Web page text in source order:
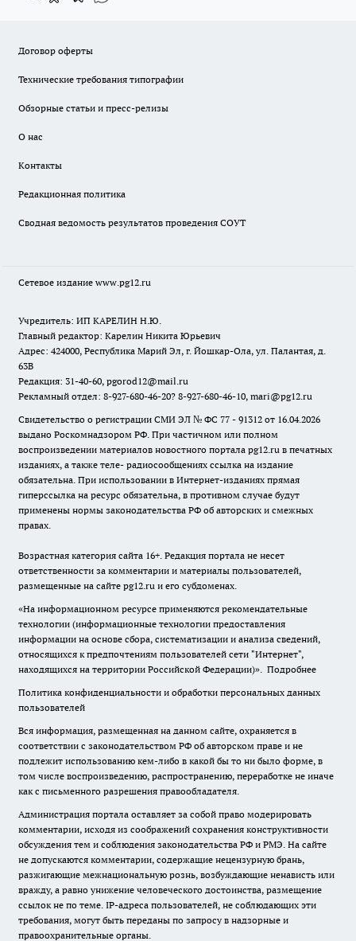
Договор оферты
Технические требования типографии
Обзорные статьи и пресс-релизы
О нас
Контакты
Редакционная политика
Сводная ведомость результатов проведения СОУТ
Сетевое издание www.pg12.ru
Учредитель: ИП КАРЕЛИН Н.Ю.
Главный редактор: Карелин Никита Юрьевич
Адрес: 424000, Республика Марий Эл, г. Йошкар-Ола, ул. Палантая, д.
63В
Редакция: 31-40-60, pgorod12@mail.ru
Рекламный отдел: 8-927-680-46-20? 8-927-680-46-10, mari@pg12.ru
Свидетельство о регистрации СМИ ЭЛ № ФС 77 - 91312 от 16.04.2026
выдано Роскомнадзором РФ. При частичном или полном
воспроизведении материалов новостного портала pg12.ru в печатных
изданиях, а также теле- радиосообщениях ссылка на издание
обязательна. При использовании в Интернет-изданиях прямая
гиперссылка на ресурс обязательна, в противном случае будут
применены нормы законодательства РФ об авторских и смежных
правах.
Возрастная категория сайта 16+. Редакция портала не несет
ответственности за комментарии и материалы пользователей,
размещенные на сайте pg12.ru и его субдоменах.
«На информационном ресурсе применяются рекомендательные
технологии (информационные технологии предоставления
информации на основе сбора, систематизации и анализа сведений,
относящихся к предпочтениям пользователей сети "Интернет",
находящихся на территории Российской Федерации)». Подробнее
Политика конфиденциальности и обработки персональных данных
пользователей
Вся информация, размещенная на данном сайте, охраняется в
соответствии с законодательством РФ об авторском праве и не
подлежит использованию кем-либо в какой бы то ни было форме, в
том числе воспроизведению, распространению, переработке не иначе
как с письменного разрешения правообладателя.
Администрация портала оставляет за собой право модерировать
комментарии, исходя из соображений сохранения конструктивности
обсуждения тем и соблюдения законодательства РФ и РМЭ. На сайте
не допускаются комментарии, содержащие нецензурную брань,
разжигающие межнациональную рознь, возбуждающие ненависть или
вражду, а равно унижение человеческого достоинства, размещение
ссылок не по теме. IP-адреса пользователей, не соблюдающих эти
требования, могут быть переданы по запросу в надзорные и
правоохранительные органы.